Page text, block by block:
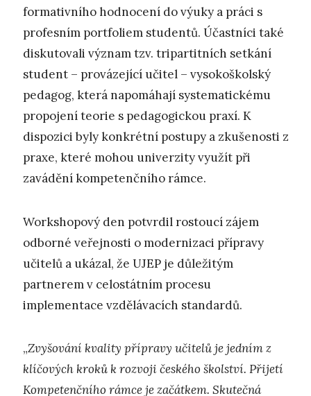
formativního hodnocení do výuky a práci s
profesním portfoliem studentů. Účastníci také
diskutovali význam tzv. tripartitních setkání
student – provázející učitel – vysokoškolský
pedagog, která napomáhají systematickému
propojení teorie s pedagogickou praxí. K
dispozici byly konkrétní postupy a zkušenosti z
praxe, které mohou univerzity využít při
zavádění kompetenčního rámce.
Workshopový den potvrdil rostoucí zájem
odborné veřejnosti o modernizaci přípravy
učitelů a ukázal, že UJEP je důležitým
partnerem v celostátním procesu
implementace vzdělávacích standardů.
„Zvyšování kvality přípravy učitelů je jedním z
klíčových kroků k rozvoji českého školství. Přijetí
Kompetenčního rámce je začátkem. Skutečná